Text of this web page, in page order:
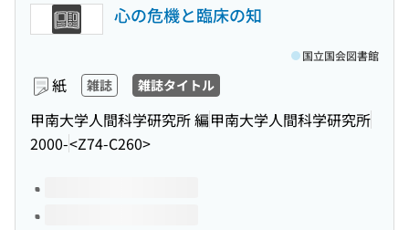
心の危機と臨床の知
紙 雑誌 雑誌タイトル
甲南大学人間科学研究所 編甲南大学人間科学研究所
2000-<Z74-C260>
国立国会図書館
このタイトルの巻号